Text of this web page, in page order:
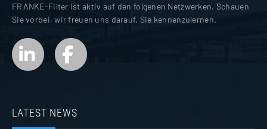
FRANKE-Filter ist aktiv auf den folgenen Netzwerken. Schauen
Sie vorbei, wir freuen uns darauf, Sie kennenzulernen.
LATEST NEWS